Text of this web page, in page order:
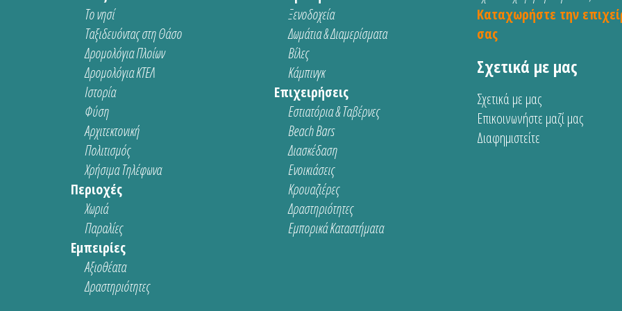
Το νησί
Ταξιδευόντας στη Θάσο
Δρομολόγια Πλοίων
Δρομολόγια ΚΤΕΛ
Ιστορία
Φύση
Αρχιτεκτονική
Πολιτισμός
Χρήσιμα Τηλέφωνα
Περιοχές
Χωριά
Παραλίες
Εμπειρίες
Αξιοθέατα
Δραστηριότητες
Ξενοδοχεία
Δωμάτια & Διαμερίσματα
Βίλες
Κάμπινγκ
Επιχειρήσεις
Εστιατόρια & Ταβέρνες
Beach Bars
Διασκέδαση
Ενοικιάσεις
Κρουαζιέρες
Δραστηριότητες
Εμπορικά Καταστήματα
Καταχωρήστε την
σας
Σχετικά με μας
Σχετικά με μας
Επικοινωνήστε μαζί μας
Διαφημιστείτε